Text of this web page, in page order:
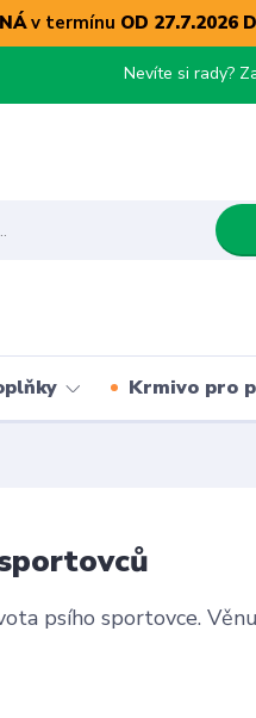
v termínu OD 27.7.2026
Nevíte si rady?
Krmivo pro
psího sportovce.